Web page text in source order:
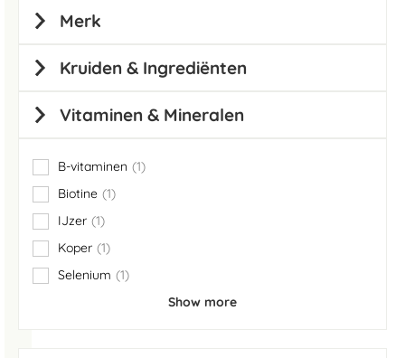
Merk
Kruiden & Ingrediënten
Vitaminen & Mineralen
B-vitaminen 1
item
Biotine 1
item
IJzer 1
item
Koper 1
item
Selenium
1
item
Show more